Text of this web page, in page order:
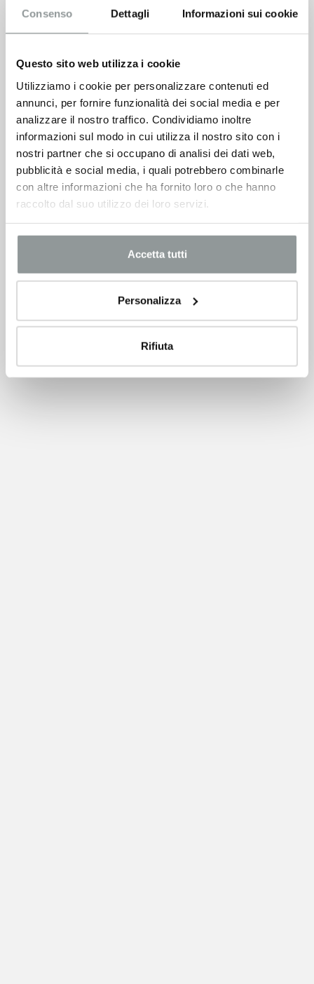
Consenso Dettagli Informazioni sui cookie
Questo sito web utilizza i cookie
Utilizziamo i cookie per personalizzare contenuti ed
annunci, per fornire funzionalità dei social media e per
analizzare il nostro traffico. Condividiamo inoltre
informazioni sul modo in cui utilizza il nostro sito con i
nostri partner che si occupano di analisi dei dati web,
pubblicità e social media, i quali potrebbero combinarle
con altre informazioni che ha fornito loro o che hanno
raccolto dal suo utilizzo dei loro servizi.
Accetta tutti
Personalizza
Rifiuta
Prenota un Test Drive